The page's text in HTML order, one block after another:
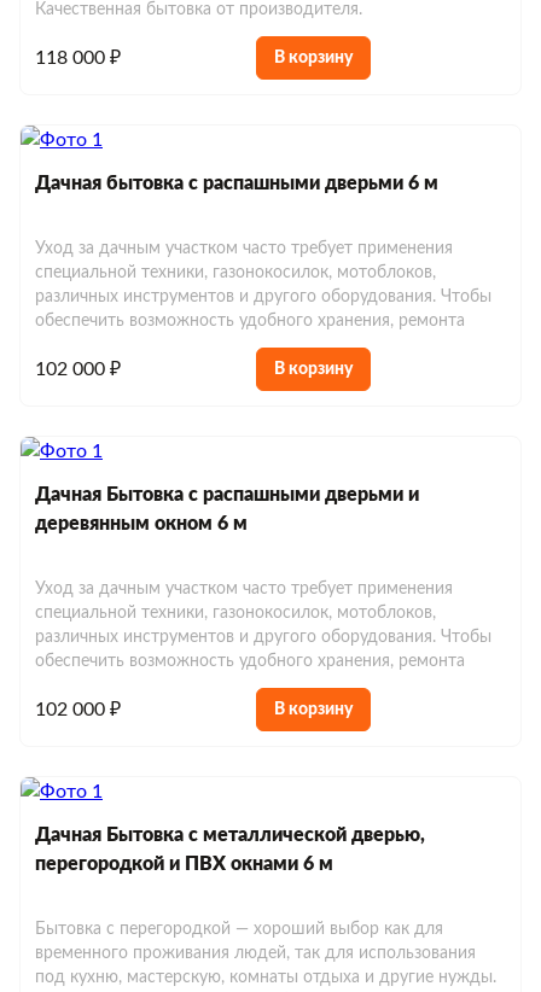
Качественная бытовка от производителя.
118 000 ₽ В корзину
Дачная бытовка с распашными дверьми 6 м
Уход за дачным участком часто требует применения
специальной техники, газонокосилок, мотоблоков,
различных инструментов и другого оборудования. Чтобы
обеспечить возможность удобного хранения, ремонта
102 000 ₽ В корзину
Дачная Бытовка с распашными дверьми и
деревянным окном 6 м
Уход за дачным участком часто требует применения
специальной техники, газонокосилок, мотоблоков,
различных инструментов и другого оборудования. Чтобы
обеспечить возможность удобного хранения, ремонта
102 000 ₽ В корзину
Дачная Бытовка с металлической дверью,
перегородкой и ПВХ окнами 6 м
Бытовка с перегородкой — хороший выбор как для
временного проживания людей, так для использования
под кухню, мастерскую, комнаты отдыха и другие нужды.